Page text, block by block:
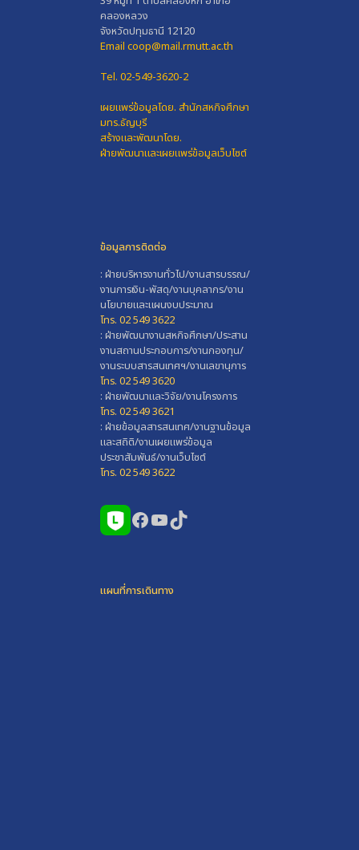
คลองหลวง
จังหวัดปทุมธานี 12120
Email coop@mail.rmutt.ac.th
Tel. 02-549-3620-2
เผยแพร่ข้อมูลโดย. สำนักสหกิจศึกษา
มทร.ธัญบุรี
สร้างและพัฒนาโดย.
ฝ่ายพัฒนาและเผยแพร่ข้อมูลเว็บไซต์
ข้อมูลการติดต่อ
: ฝ่ายบริหารงานทั่วไป/งานสารบรรณ/
งานการเงิน-พัสดุ/งานบุคลากร/งาน
นโยบายและแผนงบประมาณ
โทร. 02 549 3622
: ฝ่ายพัฒนางานสหกิจศึกษา/ประสาน
งานสถานประกอบการ/งานกองทุน/
งานระบบสารสนเทศฯ/งานเลขานุการ
โทร. 02 549 3620
: ฝ่ายพัฒนาและวิจัย/งานโครงการ
โทร. 02 549 3621
: ฝ่ายข้อมูลสารสนเทศ/งานฐานข้อมูล
และสถิติ/งานเผยแพร่ข้อมูล
ประชาสัมพันธ์/งานเว็บไซต์
โทร. 02 549 3622
Facebook
YouTube
TikTok
แผนที่การเดินทาง